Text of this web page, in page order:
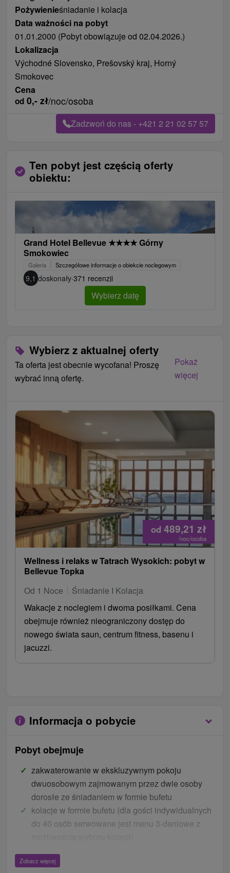
Pożywienieśniadanie i kolacja
Data ważności na pobyt
01.01.2000 (Pobyt obowiązuje od 02.04.2026.)
Lokalizacja
Východné Slovensko, Prešovský kraj, Horný
Smokovec
Cena
od 0,- zł/noc/osoba
Zadzwoń do nas - +421 2 21 02 57 57
Ten pobyt jest częścią oferty
obiektu:
Grand Hotel Bellevue ★★★★Górny
Smokowiec
Galeria Szczegółowe informacje o obiekcie noclegowym
9,1 doskonały·371 recenzji
Wybierz datę
Wybierz z aktualnej oferty
Ta oferta jest obecnie wycofana! Proszę
wybrać inną ofertę.
Pokaż
więcej
od 489,21 zł
/noc/osoba
Wellness i relaks w Tatrach Wysokich: pobyt w
Bellevue Topka
Od 1 Noce
Śniadanie I Kolacja
Wakacje z noclegiem i dwoma posiłkami. Cena
obejmuje również nieograniczony dostęp do
nowego świata saun, centrum fitness, basenu i
jacuzzi.
Informacja o pobycie
Pobyt obejmuje
zakwaterowanie w ekskluzywnym pokoju
dwuosobowym zajmowanym przez dwie osoby
dorosłe ze śniadaniem w formie bufetu
kolacje w formie bufetu (dla gości indywidualnych
do 40 osób serwowane jest menu 3-daniowe z
bogaty program animacyjny nie tylko dla dzieci
Zobacz więcej